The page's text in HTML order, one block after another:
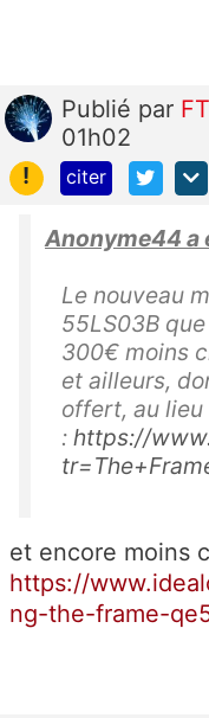
Publié par
01h02
!
citer
Anonyme44 a
Le nouveau
55LS03B
300€ moins
et ailleurs,
offert, au lieu
: https://
et encore moins
https://
ng-the-frame-